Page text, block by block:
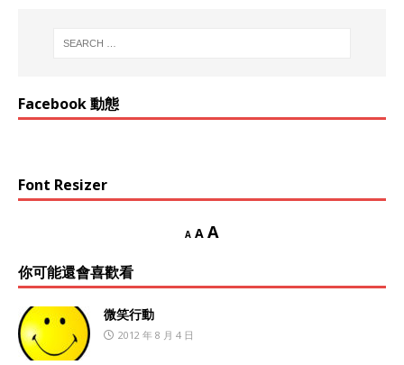
Facebook 動態
Font Resizer
A A A
你可能還會喜歡看
微笑行動
2012 年 8 月 4 日